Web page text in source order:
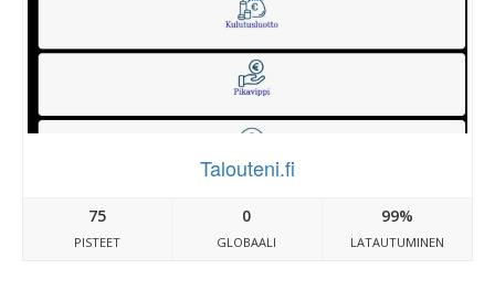
Talouteni.fi
75
PISTEET
0
GLOBAALI
99%
LATAUTUMINEN